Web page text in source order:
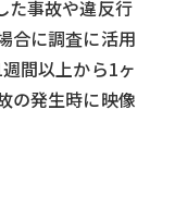
た事故や違反行
合に調査に活用
間以上から1ヶ
の発生時に映像